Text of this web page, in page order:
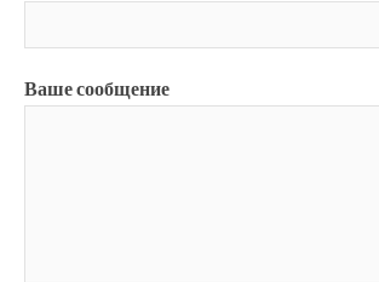
Ваше сообщение